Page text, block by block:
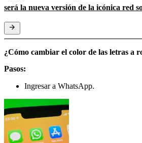
será la nueva versión de la icónica red
¿Cómo cambiar el color de las letras a
Pasos:
Ingresar a WhatsApp.